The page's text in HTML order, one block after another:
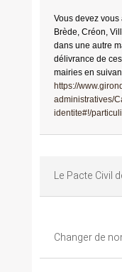
Vous devez
Brède, Créon,
dans une autre
délivrance de
mairies en
https://
administratives/
identite#!/
Le Pacte Civil
Changer de